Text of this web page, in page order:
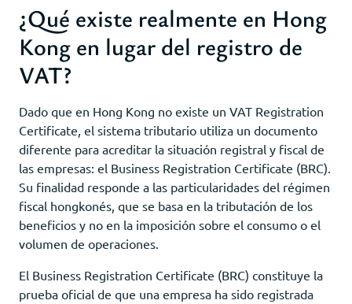
¿Qué existe realmente en Hong
Kong en lugar del registro de
VAT?
Dado que en Hong Kong no existe un VAT Registration
Certificate, el sistema tributario utiliza un documento
diferente para acreditar la situación registral y fiscal de
las empresas: el Business Registration Certificate (BRC).
Su finalidad responde a las particularidades del régimen
fiscal hongkonés, que se basa en la tributación de los
beneficios y no en la imposición sobre el consumo o el
volumen de operaciones.
El Business Registration Certificate (BRC) constituye la
prueba oficial de que una empresa ha sido registrada